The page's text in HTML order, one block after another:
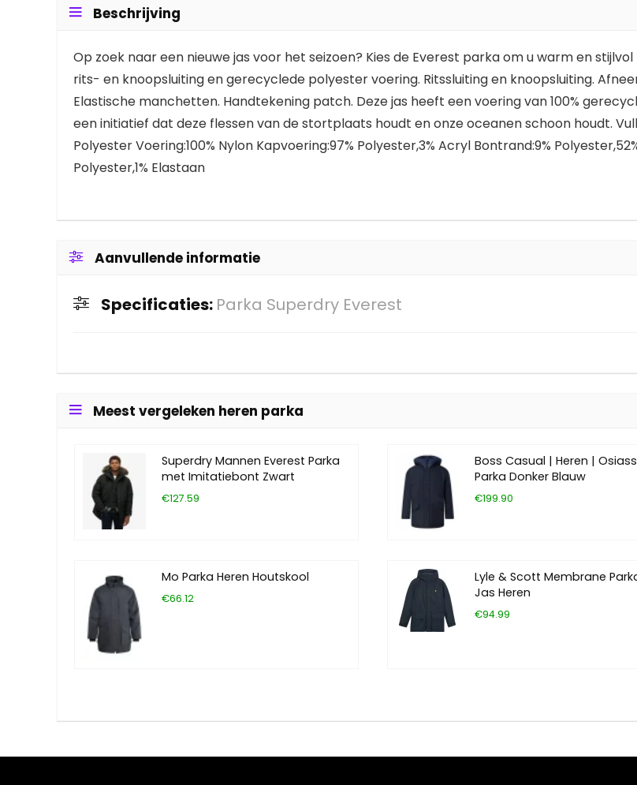
Beschrijving
Op zoek naar een nieuwe jas voor het seizoen? Kies de Everest parka om u warm en
rits- en knoopsluiting en gerecyclede polyester voering. Ritssluiting en knoopsluiting.
Elastische manchetten. Handtekening patch. Deze jas heeft een voering van 100%
een initiatief dat deze flessen van de stortplaats houdt en onze oceanen schoon houdt.
Polyester Voering:100% Nylon Kapvoering:97% Polyester,3% Acryl Bontrand:9%
Polyester,1% Elastaan
Aanvullende informatie
Specificaties: Parka Superdry Everest
Meest vergeleken heren parka
Superdry Mannen Everest Parka
met Imitatiebont Zwart
€127.59
Boss Casual | Heren | Osiass
Parka Donker Blauw
€199.90
Mo Parka Heren Houtskool
€66.12
Lyle & Scott Membrane
Jas Heren
€94.99